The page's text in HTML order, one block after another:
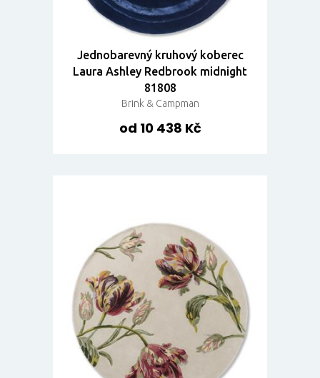
Jednobarevný kruhový koberec
Laura Ashley Redbrook midnight
81808
Brink & Campman
od 10 438 Kč